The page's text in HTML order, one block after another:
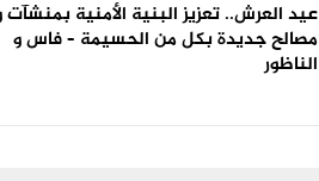
عيد العرش.. تعزيز البنية الأمنية بمنشآت
مصالح جديدة بكل من الحسيمة – فاس و
الناظور